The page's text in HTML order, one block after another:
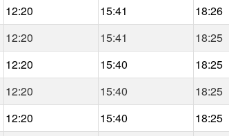
12:20 15:41 18:26
12:20 15:41 18:25
12:20 15:40 18:25
12:20 15:40 18:25
12:20 15:40 18:25